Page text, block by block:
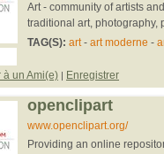
Art - community of artists
traditional art, photography,
TAG(S): art- art moderne -
à un Ami(e) | Enregistrer
openclipart
www.openclipart.org/
Providing an online